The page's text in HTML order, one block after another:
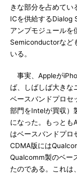
きな部分を占めてい
ICを供給するDialog
アンプモジュール
Semiconductorなど
いる。
事実、Appleが
ば、しばしば大きな
ベースバンドプロセ
部門をIntelが買収）
になった。もっとも
はベースバンドプ
CDMA版には
Qualcomm製のベー
たのである。これは